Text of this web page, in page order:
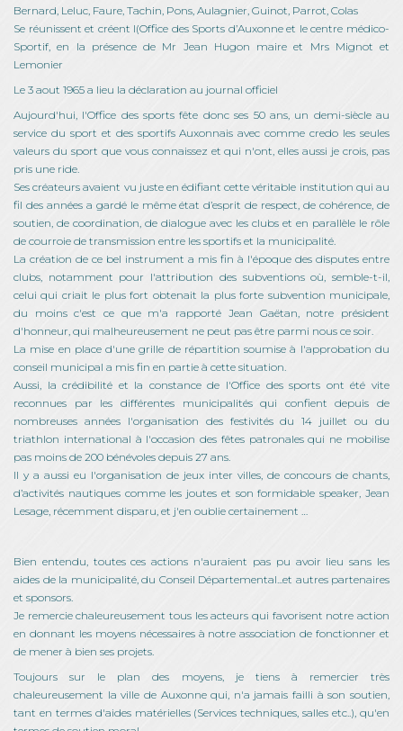
Bernard, Leluc, Faure, Tachin, Pons, Aulagnier, Guinot, Parrot, Colas
Se réunissent et créent l(Office des Sports d’Auxonne et le centre médico-
Sportif, en la présence de Mr Jean Hugon maire et Mrs Mignot et
Lemonier
Le 3 aout 1965 a lieu la déclaration au journal officiel
Aujourd'hui, l'Office des sports fête donc ses 50 ans, un demi-siècle au
service du sport et des sportifs Auxonnais avec comme credo les seules
valeurs du sport que vous connaissez et qui n'ont, elles aussi je crois, pas
pris une ride.
Ses créateurs avaient vu juste en édifiant cette véritable institution qui au
fil des années a gardé le même état d’esprit de respect, de cohérence, de
soutien, de coordination, de dialogue avec les clubs et en parallèle le rôle
de courroie de transmission entre les sportifs et la municipalité.
La création de ce bel instrument a mis fin à l'époque des disputes entre
clubs, notamment pour l'attribution des subventions où, semble-t-il,
celui qui criait le plus fort obtenait la plus forte subvention municipale,
du moins c'est ce que m'a rapporté Jean Gaëtan, notre président
d'honneur, qui malheureusement ne peut pas être parmi nous ce soir.
La mise en place d'une grille de répartition soumise à l'approbation du
conseil municipal a mis fin en partie à cette situation.
Aussi, la crédibilité et la constance de l'Office des sports ont été vite
reconnues par les différentes municipalités qui confient depuis de
nombreuses années l'organisation des festivités du 14 juillet ou du
triathlon international à l'occasion des fêtes patronales qui ne mobilise
pas moins de 200 bénévoles depuis 27 ans.
Il y a aussi eu l'organisation de jeux inter villes, de concours de chants,
d’activités nautiques comme les joutes et son formidable speaker, Jean
Lesage, récemment disparu, et j'en oublie certainement …
Bien entendu, toutes ces actions n'auraient pas pu avoir lieu sans les
aides de la municipalité, du Conseil Départemental...et autres partenaires
et sponsors.
Je remercie chaleureusement tous les acteurs qui favorisent notre action
en donnant les moyens nécessaires à notre association de fonctionner et
de mener à bien ses projets.
Toujours sur le plan des moyens, je tiens à remercier très
chaleureusement la ville de Auxonne qui, n'a jamais failli à son soutien,
tant en termes d'aides matérielles (Services techniques, salles etc..), qu'en